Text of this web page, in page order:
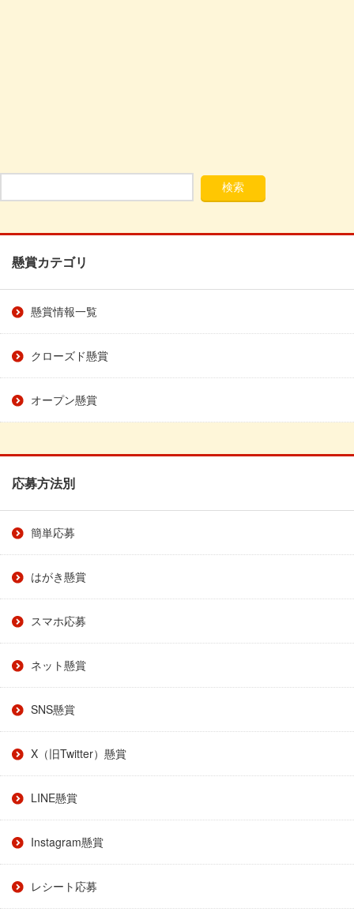
懸賞カテゴリ
懸賞情報一覧
クローズド懸賞
オープン懸賞
応募方法別
簡単応募
はがき懸賞
スマホ応募
ネット懸賞
SNS懸賞
X（旧Twitter）懸賞
LINE懸賞
Instagram懸賞
レシート応募